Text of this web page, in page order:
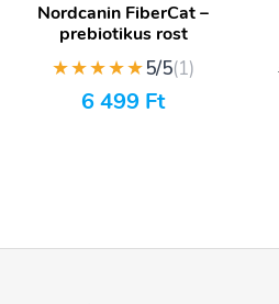
Nordcanin FiberCat –
prebiotikus rost
★★★★★5/5(1)
6 499 Ft